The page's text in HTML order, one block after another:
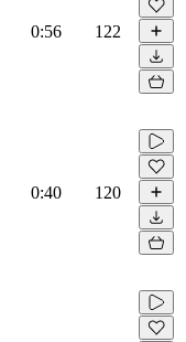
0:56 122
0:40 120